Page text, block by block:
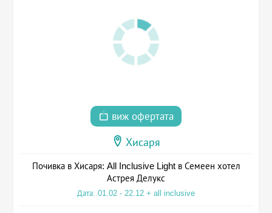
виж офертата
Хисаря
Почивка в Хисаря: All Inclusive Light в Семеен хотел
Астрея Делукс
Дата: 01.02 - 22.12 + all inclusive